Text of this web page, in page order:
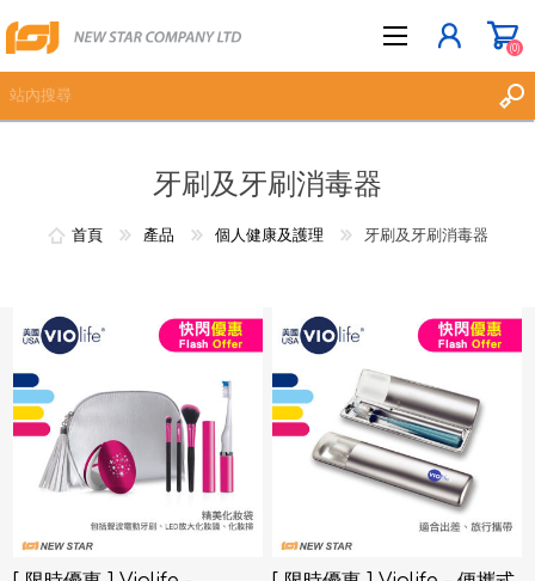
登入
(0)
牙刷及牙刷消毒器
首頁 產品 個人健康及護理 牙刷及牙刷消毒器